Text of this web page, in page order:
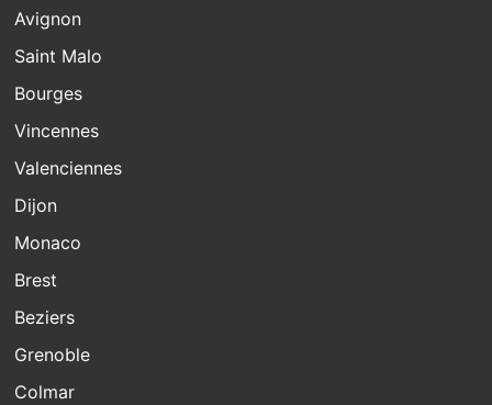
Avignon
Saint Malo
Bourges
Vincennes
Valenciennes
Dijon
Monaco
Brest
Beziers
Grenoble
Colmar